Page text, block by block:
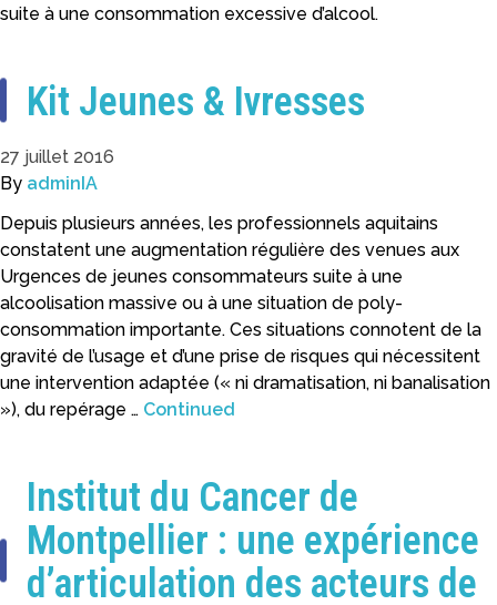
suite à une consommation excessive d’alcool.
Kit Jeunes & Ivresses
27 juillet 2016
By adminIA
Depuis plusieurs années, les professionnels aquitains
constatent une augmentation régulière des venues aux
Urgences de jeunes consommateurs suite à une
alcoolisation massive ou à une situation de poly-
consommation importante. Ces situations connotent de la
gravité de l’usage et d’une prise de risques qui nécessitent
une intervention adaptée (« ni dramatisation, ni banalisation
»), du repérage … Continued
Institut du Cancer de
Montpellier : une expérience
d’articulation des acteurs de